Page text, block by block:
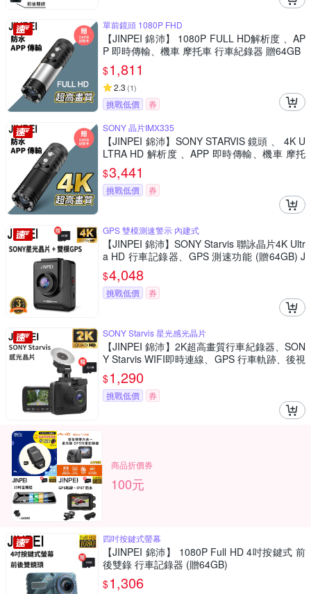
單前鏡頭 1080P FHD
【JINPEI 錦沛】 1080P FULL HD解析度 、AP
P 即時傳輸、機車 摩托車 行車紀錄器 贈64GB
$1,811
2.3 (1)
挑戰低價
券
SONY 晶片IMX335
【JINPEI 錦沛】SONY STARVIS 鏡頭 、 4K U
LTRA HD 解析度 、APP 即時傳輸、機車 摩托
車 行車紀錄器 贈64GB
$3,441
挑戰低價 券
GPS 雙模測速警示 內建式
【JINPEI 錦沛】SONY Starvis 聯詠晶片4K Ultr
a HD 行車記錄器、GPS 測速功能 (贈64GB) J
D-19BS-4K
$4,048
挑戰低價 券
SONY Starvis 星光感光晶片
【JINPEI 錦沛】2K超高畫質行車紀錄器、SON
Y Starvis WIFI即時連線、GPS 行車軌跡、後視
鏡、前後雙錄、倒車顯影 (贈32GB) JD-14B
$1,290
挑戰低價 券
商品折價券
100元
四吋按鍵式螢幕
【JINPEI 錦沛】 1080P Full HD 4吋按鍵式 前
後雙錄 行車記錄器 (贈64GB)
$1,306